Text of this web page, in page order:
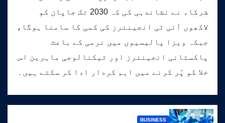
شرکاء نے نشاندہی کی کہ 2030 تک جاپان کو
لاکھوں آئی ٹی انجینئرز کی کمی کا سامنا ہوگا،
جبکہ ویزا پالیسیوں میں نرمی کے باعث
پاکستانی انجینئرز اور ٹیکنالوجی ماہرین اس
خلا کو پُر کرنے میں اہم کردار ادا کر سکتے ہیں۔
BUSINESS